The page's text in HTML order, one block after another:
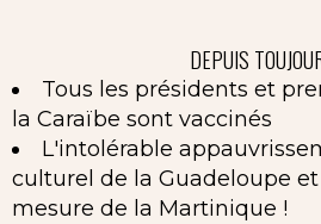
DEPUIS
Tous les présidents et
la Caraïbe sont vaccinés
L'intolérable
culturel de la Guadeloupe
mesure de la Martinique !